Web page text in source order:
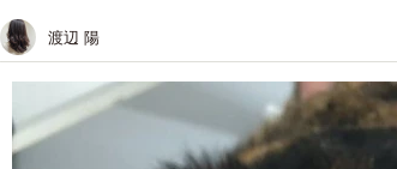
渡辺 陽